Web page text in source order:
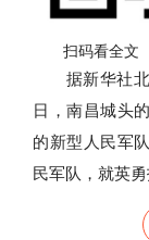
扫码看全文
据新华社北
日，南昌城头
的新型人民军
民军队，就英